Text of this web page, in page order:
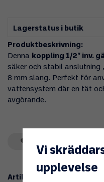
Lagerstatus i butik
Produktbeskrivning:
Denna koppling 1/2" inv.
säker och stabil anslutning
8 mm slang. Perfekt för
vattensystem där en tät
avgörande.
Artikelnummer:
Vi
upplevelse